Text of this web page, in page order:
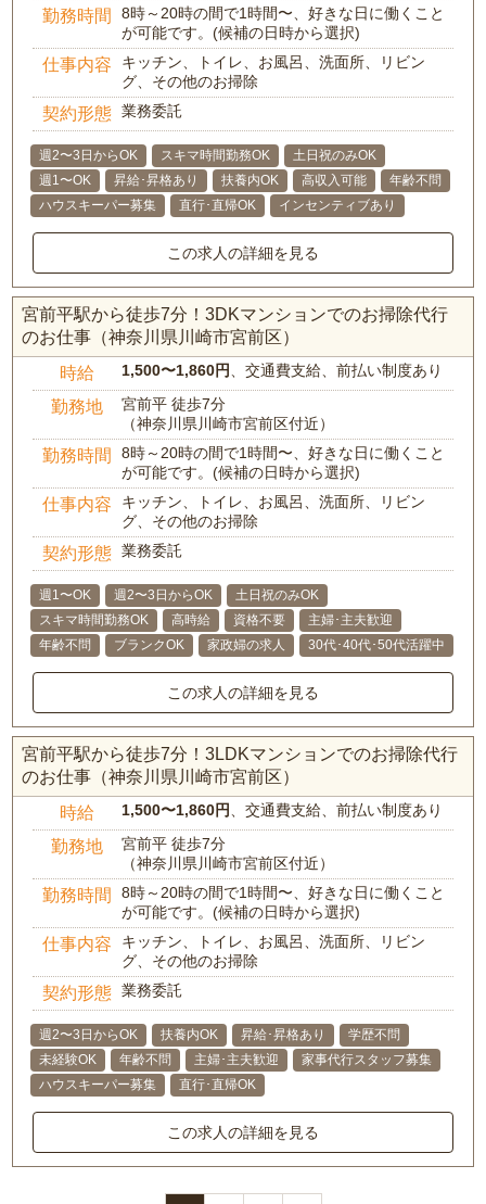
勤務時間
8時～20時の間で1時間〜、好きな日に働くこと
が可能です。(候補の日時から選択)
仕事内容
キッチン、トイレ、お風呂、洗面所、リビン
グ、その他のお掃除
契約形態 業務委託
週2〜3日からOK スキマ時間勤務OK
土日祝のみOK
週1〜OK
昇給･昇格あり 扶養内OK 高収入可能
年齢不問
ハウスキーパー募集
直行･直帰OK インセンティブあり
この求人の詳細を見る
宮前平駅から徒歩7分！3DKマンションでのお掃除代行
のお仕事（神奈川県川崎市宮前区）
時給 1,500〜1,860円 、交通費支給、前払い制度あり
勤務地
宮前平 徒歩7分
（神奈川県川崎市宮前区付近）
勤務時間
8時～20時の間で1時間〜、好きな日に働くこと
が可能です。(候補の日時から選択)
仕事内容
キッチン、トイレ、お風呂、洗面所、リビン
グ、その他のお掃除
契約形態 業務委託
週1〜OK 週2〜3日からOK
土日祝のみOK
スキマ時間勤務OK
高時給 資格不要
主婦･主夫歓迎
年齢不問
ブランクOK 家政婦の求人 30代･40代･50代活躍中
この求人の詳細を見る
宮前平駅から徒歩7分！3LDKマンションでのお掃除代行
のお仕事（神奈川県川崎市宮前区）
時給 1,500〜1,860円 、交通費支給、前払い制度あり
勤務地
宮前平 徒歩7分
（神奈川県川崎市宮前区付近）
勤務時間
8時～20時の間で1時間〜、好きな日に働くこと
が可能です。(候補の日時から選択)
仕事内容
キッチン、トイレ、お風呂、洗面所、リビン
グ、その他のお掃除
契約形態 業務委託
週2〜3日からOK 扶養内OK 昇給･昇格あり
学歴不問
未経験OK
年齢不問 主婦･主夫歓迎
家事代行スタッフ募集
ハウスキーパー募集
直行･直帰OK
この求人の詳細を見る